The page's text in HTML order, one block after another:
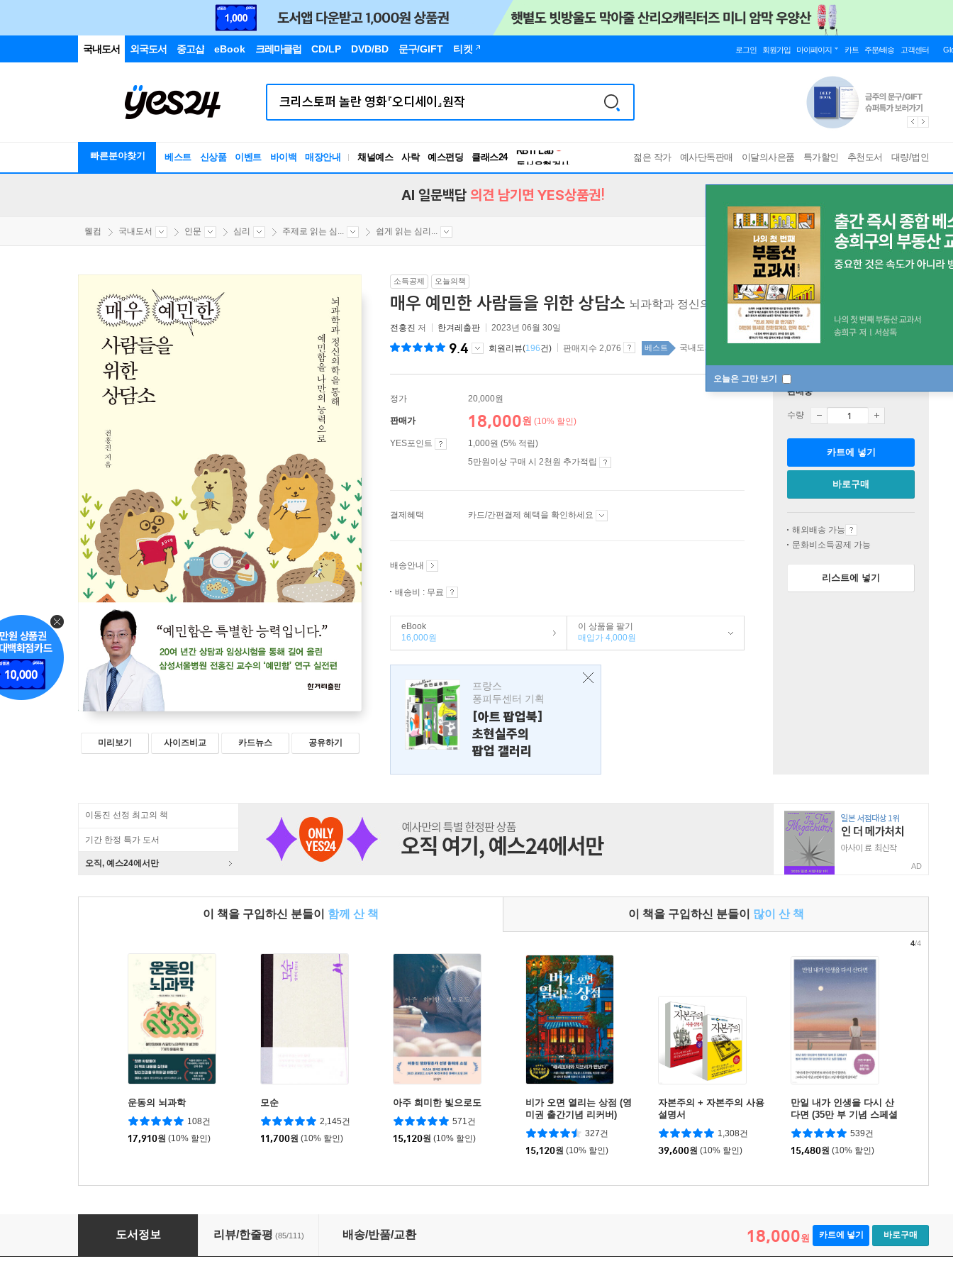
국내도서 외국도서 중고샵 eBook 크레마클럽 CD/LP DVD/BD 문구/GIFT 티켓 로그인 회원가입 마이페이지 카트 주문/배송 고객센터
빠른분야찾기 베스트 신상품 이벤트 바이백 매장안내 채널예스 사락 예스펀딩 클래스24
독서유형검사
RBTI Lab
젊은 작가 예사단독판매 이달의사은품 특가할인 추천도서 대량/법인
오늘은 그만 보기
AI 일문백답 의견 남기면 YES상품권!
웰컴 국내도서 인문 심리 주제로 읽는 심... 쉽게 읽는 심리...
미리보기 사이즈비교 카드뉴스 공유하기
소득공제 오늘의책
매우 예민한 사람들을 위한 상담소 뇌과학과 정신의학을 통해 예민함을 나만의 능력으로
전홍진 저 한겨레출판 2023년 06월 30일
9.4 회원리뷰(196건) 판매지수 2,076 베스트 국내도서 top100 1주
정가 20,000원
판매가 18,000원 (10% 할인)
YES포인트
1,000원 (5% 적립)
5만원이상 구매 시 2천원 추가적립
결제혜택 카드/간편결제 혜택을 확인하세요
배송안내
배송비 : 무료
eBook
16,000원
이 상품을 팔기
매입가 4,000원
프랑스
퐁피두센터 기획
[아트 팝업북]
초현실주의
팝업 갤러리
판매중
수량
카트에 넣기
바로구매
해외배송 가능
문화비소득공제 가능
리스트에 넣기
이동진 선정 최고의 책
기간 한정 특가 도서
오직, 예스24에서만 AD
이 책을 구입하신 분들이 함께 산 책 이 책을 구입하신 분들이 많이 산 책
운동의 뇌과학
108건
17,910원 (10% 할인)
모순
2,145건
11,700원 (10% 할인)
아주 희미한 빛으로도
571건
15,120원 (10% 할인)
비가 오면 열리는 상점 (영
미권 출간기념 리커버)
327건
15,120원 (10% 할인)
자본주의 + 자본주의 사용
설명서
1,308건
39,600원 (10% 할인)
만일 내가 인생을 다시 산
다면 (35만 부 기념 스페셜
에디션)
539건
15,480원 (10% 할인)
4/4
매우 예민한 사람들을 위한 상담소
도서정보 리뷰/한줄평 (85/111) 배송/반품/교환 18,000원 카트에 넣기 바로구매